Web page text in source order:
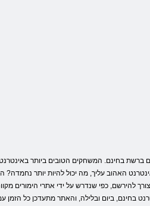
האהוב עליך, מה יכול להיות יותר
להירשם, כפי שנדרש על ידי אתרי הימורים
בחינם, ביום ובלילה, והאתר מתעדכן כל